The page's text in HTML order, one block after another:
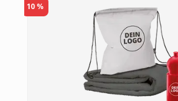
10 %